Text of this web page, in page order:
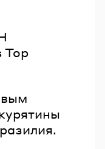
Top